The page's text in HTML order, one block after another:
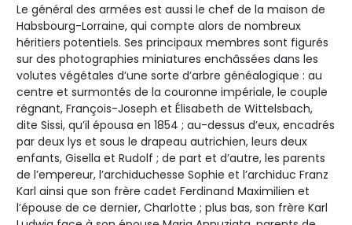
Le général des armées est aussi le chef de la maison de
Habsbourg-Lorraine, qui compte alors de nombreux
héritiers potentiels. Ses principaux membres sont figurés
sur des photographies miniatures enchâssées dans les
volutes végétales d’une sorte d’arbre généalogique : au
centre et surmontés de la couronne impériale, le couple
régnant, François-Joseph et Élisabeth de Wittelsbach,
dite Sissi, qu’il épousa en 1854 ; au-dessus d’eux, encadrés
par deux lys et sous le drapeau autrichien, leurs deux
enfants, Gisella et Rudolf ; de part et d’autre, les parents
de l’empereur, l’archiduchesse Sophie et l’archiduc Franz
Karl ainsi que son frère cadet Ferdinand Maximilien et
l’épouse de ce dernier, Charlotte ; plus bas, son frère Karl